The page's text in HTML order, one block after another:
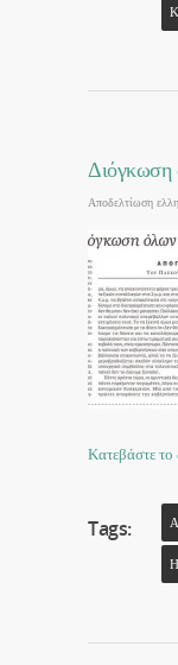
Διόγκωση
Αποδελτίωση
Κατεβάστε
Tags: